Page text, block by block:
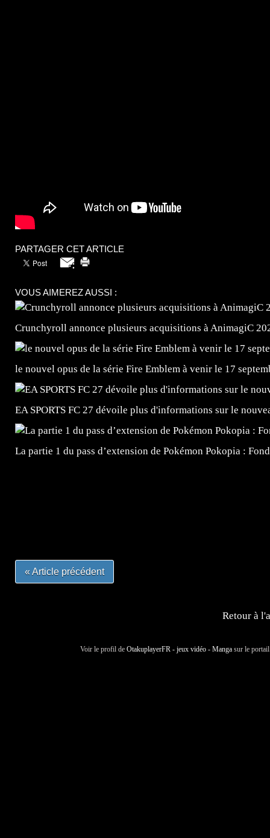
PARTAGER CET ARTICLE
VOUS AIMEREZ AUSSI :
Crunchyroll annonce plusieurs acquisitions à AnimagiC
le nouvel opus de la série Fire Emblem à venir le 17
EA SPORTS FC 27 dévoile plus d'informations sur le
La partie 1 du pass d’extension de Pokémon Pokopia :
« Article précédent
Retour à
Voir le profil de OtakuplayerFR - jeux vidéo - Manga sur le